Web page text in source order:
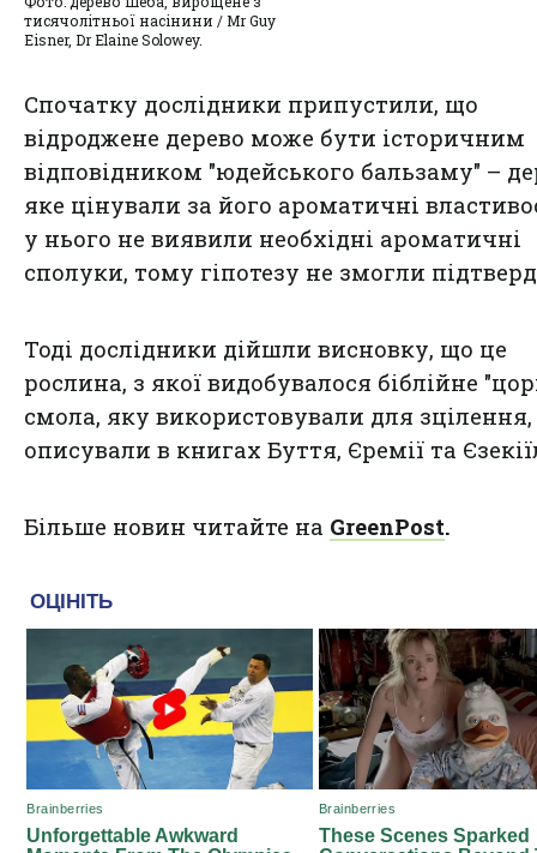
тисячолітньої насінини / Mr Guy
Eisner, Dr Elaine Solowey.
Спочатку дослідники припустили, що
відроджене дерево може бути історичним
відповідником "юдейського бальзаму" –
яке цінували за його ароматичні
у нього не виявили необхідні ароматичні
сполуки, тому гіпотезу не змогли
Тоді дослідники дійшли висновку, що це
рослина, з якої видобувалося біблійне
смола, яку використовували для зцілення,
описували в книгах Буття, Єремії та
Більше новин читайте на GreenPost.